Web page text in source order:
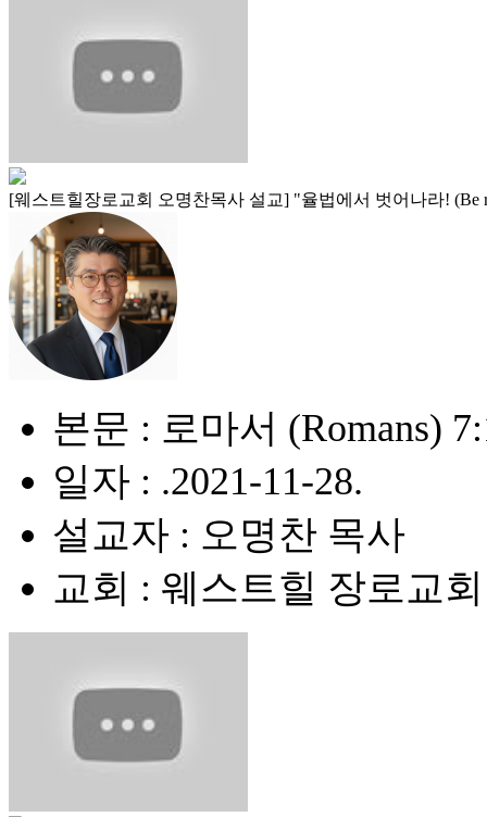
[웨스트힐장로교회 오명찬목사 설교] "율법에서 벗어나라! (Be
본문 : 로마서 (Romans)
일자 : .2021-11-28.
설교자 : 오명찬 목사
교회 : 웨스트힐 장로교회